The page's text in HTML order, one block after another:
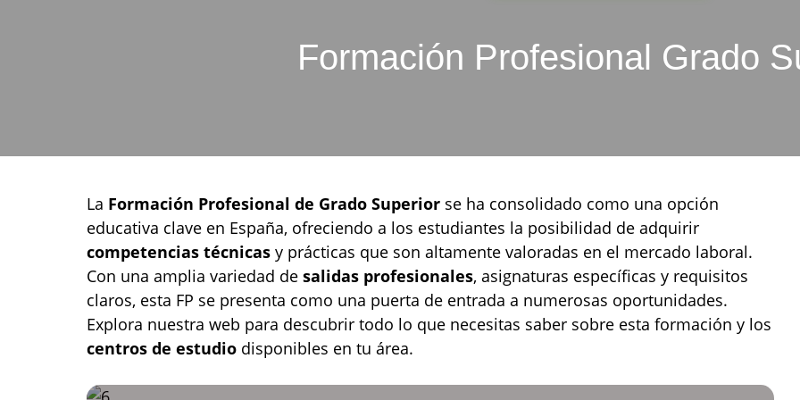
Formación Profesional Grado
La Formación Profesional de Grado Superior se ha consolidado como una opción
educativa clave en España, ofreciendo a los estudiantes la posibilidad de adquirir
competencias técnicas y prácticas que son altamente valoradas en el mercado laboral.
Con una amplia variedad de salidas profesionales, asignaturas específicas y requisitos
claros, esta FP se presenta como una puerta de entrada a numerosas oportunidades.
Explora nuestra web para descubrir todo lo que necesitas saber sobre esta formación y los
centros de estudio disponibles en tu área.